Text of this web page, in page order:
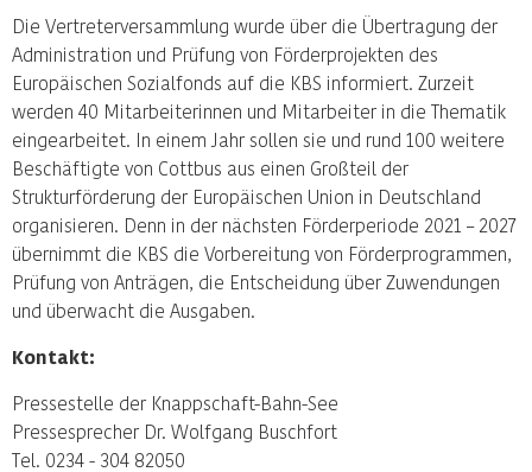
Die Vertreterversammlung wurde über die Übertragung der
Administration und Prüfung von Förderprojekten des
Europäischen Sozialfonds auf die KBS informiert. Zurzeit
werden 40 Mitarbeiterinnen und Mitarbeiter in die Thematik
eingearbeitet. In einem Jahr sollen sie und rund 100 weitere
Beschäftigte von Cottbus aus einen Großteil der
Strukturförderung der Europäischen Union in Deutschland
organisieren. Denn in der nächsten Förderperiode 2021 – 2027
übernimmt die KBS die Vorbereitung von Förderprogrammen,
Prüfung von Anträgen, die Entscheidung über Zuwendungen
und überwacht die Ausgaben.
Kontakt:
Pressestelle der Knappschaft-Bahn-See
Pressesprecher Dr. Wolfgang Buschfort
Tel. 0234 - 304 82050